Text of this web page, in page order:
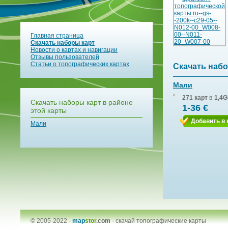
Главная страница
Скачать наборы карт
Новости о картах и навигации
Отзывы пользователей
Статьи о топографических картах
Скачать наборы карт в районе
этой карты
Мали
Скачать
Мали
271 карт в
1-36 €
Добавить в
© 2005-2022 -mapstor.com-скачай топографические карты